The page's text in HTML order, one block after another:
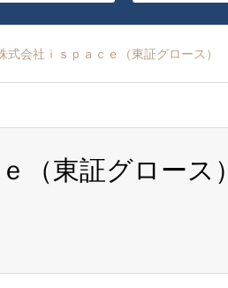
式会社ｉｓｐａｃｅ（東証グロース）
（東証グロース）